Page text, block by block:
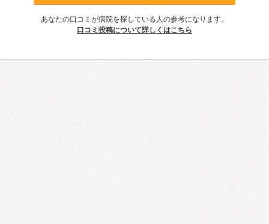
あなたの口コミが病院を探している人の参考になります。
口コミ投稿について詳しくはこちら